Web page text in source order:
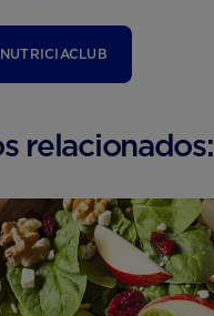
relacionados: